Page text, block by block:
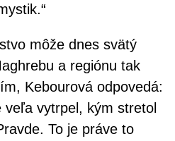
môže dnes svätý
a regiónu tak
Kebourová odpovedá:
veľa vytrpel, kým stretol
To je práve to